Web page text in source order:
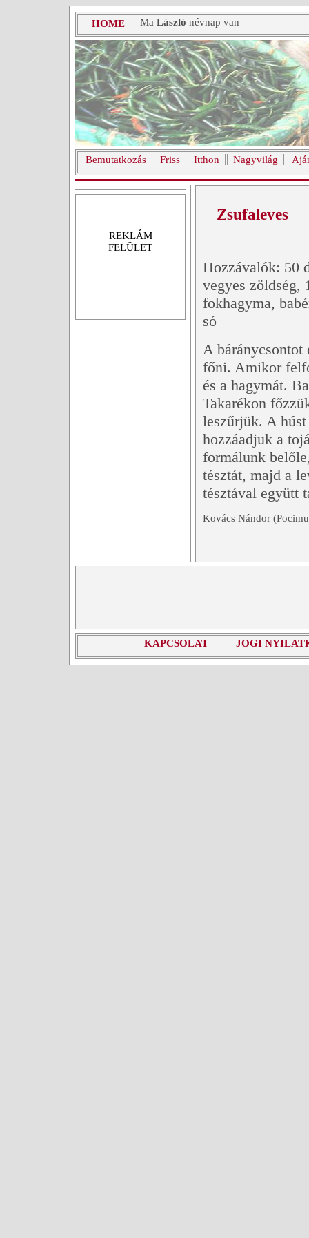
HOME Ma László névnap van
Bemutatkozás Friss Itthon Nagyvilág
REKLÁM
FELÜLET
Zsufaleves
Hozzávalók: 50
vegyes zöldség,
fokhagyma,
só
A báránycsontot
főni. Amikor
és a hagymát.
Takarékon
leszűrjük. A
hozzáadjuk a
formálunk
tésztát, majd a
tésztával együtt
Kovács Nándor
KAPCSOLAT JOGI